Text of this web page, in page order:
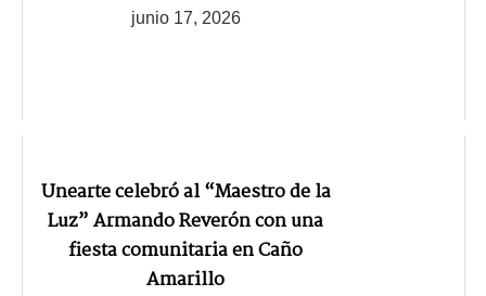
junio 17, 2026
Unearte celebró al “Maestro de la
Luz” Armando Reverón con una
fiesta comunitaria en Caño
Amarillo